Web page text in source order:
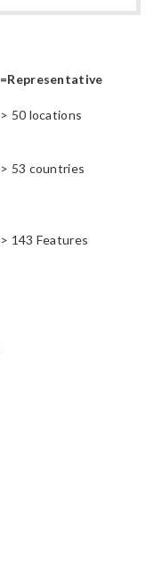
=Representative
> 50 locations
> 53 countries
> 143 Features